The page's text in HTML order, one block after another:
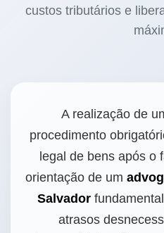
custos tributários e
A realização de
procedimento
legal de bens após o
orientação de um
Salvador
atrasos